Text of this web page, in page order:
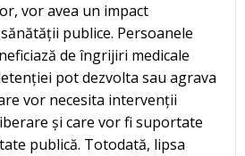
vor avea un impact
publice. Persoanele
de îngrijiri medicale
pot dezvolta sau agrava
vor necesita intervenții
și care vor fi suportate
publică. Totodată, lipsa